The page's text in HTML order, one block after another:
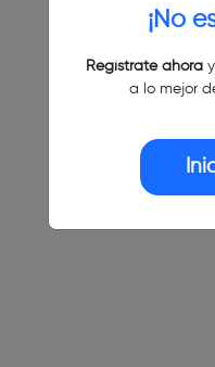
¡No
Regístrate ahoray
a lo mejor